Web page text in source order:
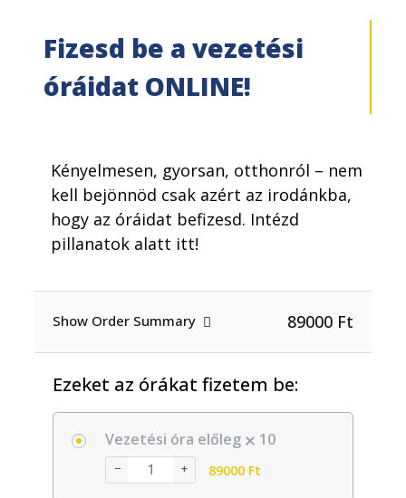
Fizesd be a vezetési
óráidat ONLINE!
Kényelmesen, gyorsan, otthonról – nem
kell bejönnöd csak azért az irodánkba,
hogy az óráidat befizesd. Intézd
pillanatok alatt itt!
Show Order Summary 89000 Ft
Ezeket az órákat fizetem be:
Vezetési óra előleg 10
− + 89000 Ft